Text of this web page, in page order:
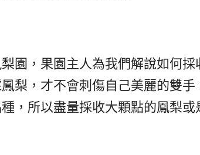
園，果園主人為我們解說如何採
梨，才不會刺傷自己美麗的雙
，所以盡量採收大顆點的鳳梨